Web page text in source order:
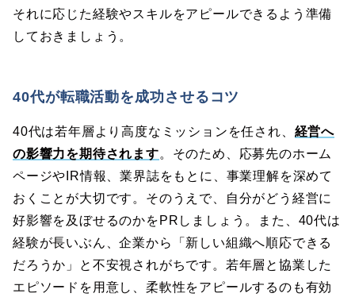
それに応じた経験やスキルをアピールできるよう準備
しておきましょう。
40代が転職活動を成功させるコツ
40代は若年層より高度なミッションを任され、 経営へ
の影響力を期待されます。そのため、応募先のホーム
ページやIR情報、業界誌をもとに、事業理解を深めて
おくことが大切です。そのうえで、自分がどう経営に
好影響を及ぼせるのかをPRしましょう。また、40代は
経験が長いぶん、企業から「新しい組織へ順応できる
だろうか」と不安視されがちです。若年層と協業した
エピソードを用意し、柔軟性をアピールするのも有効